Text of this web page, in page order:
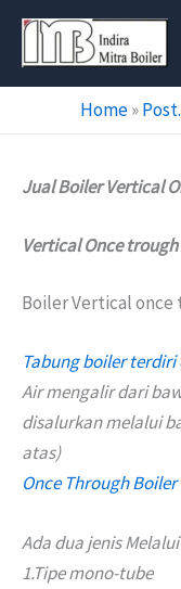
Skip
content
Home»Post.
Jual Boiler Vertical
Vertical Once
Boiler Vertical
Tabung boiler terdiri
Air mengalir dari
disalurkan melalui
atas)
Once Through Boiler
Ada dua jenis
1.Tipe mono-tube